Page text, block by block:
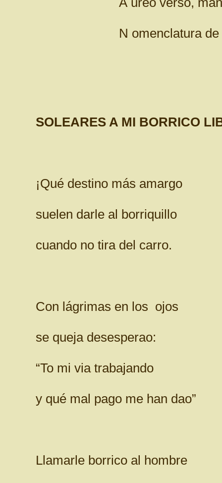
N omenclatura de
SOLEARES A MI BORRICO
¡Qué destino más amargo
suelen darle al borriquillo
cuando no tira del carro.
Con lágrimas en los ojos
se queja desesperao:
“To mi via trabajando
y qué mal pago me han dao”
Llamarle borrico al hombre